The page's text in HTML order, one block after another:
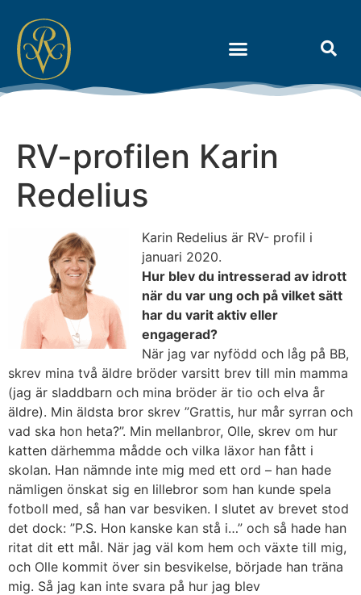
RV-profilen Karin
Redelius
Karin Redelius är RV- profil i
januari 2020.
Hur blev du intresserad av idrott
när du var ung och på vilket sätt
har du varit aktiv eller
engagerad?
När jag var nyfödd och låg på BB,
skrev mina två äldre bröder varsitt brev till min mamma
(jag är sladdbarn och mina bröder är tio och elva år
äldre). Min äldsta bror skrev ”Grattis, hur mår syrran och
vad ska hon heta?”. Min mellanbror, Olle, skrev om hur
katten därhemma mådde och vilka läxor han fått i
skolan. Han nämnde inte mig med ett ord – han hade
nämligen önskat sig en lillebror som han kunde spela
fotboll med, så han var besviken. I slutet av brevet stod
det dock: ”P.S. Hon kanske kan stå i…” och så hade han
ritat dit ett mål. När jag väl kom hem och växte till mig,
och Olle kommit över sin besvikelse, började han träna
mig. Så jag kan inte svara på hur jag blev